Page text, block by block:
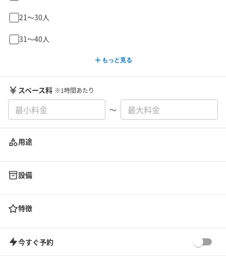
21〜30人
31〜40人
もっと見る
スペース料 ※1時間あたり
〜
用途
設備
特徴
今すぐ予約